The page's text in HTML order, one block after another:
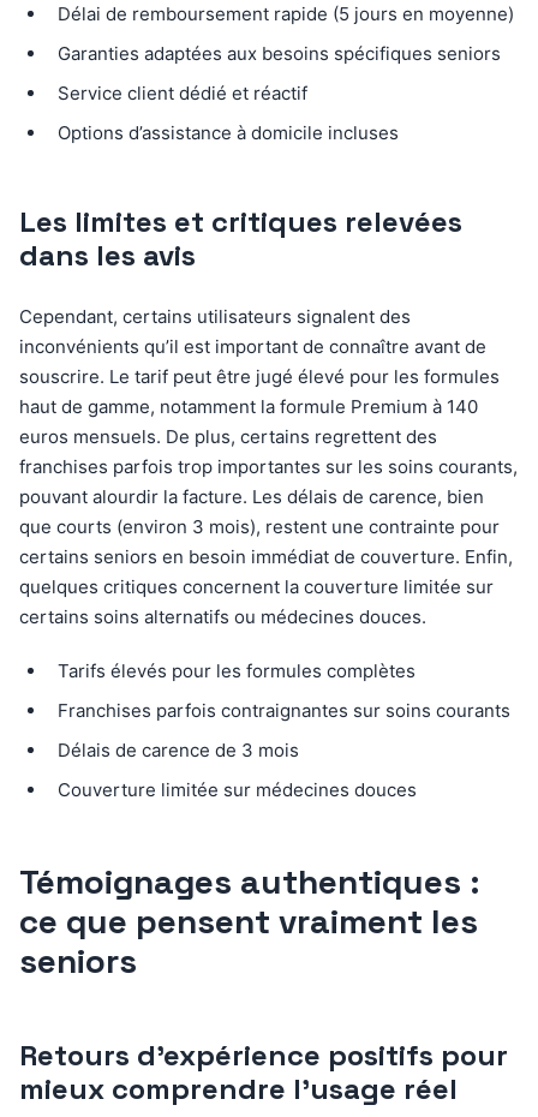
Délai de remboursement rapide (5 jours en moyenne)
Garanties adaptées aux besoins spécifiques seniors
Service client dédié et réactif
Options d’assistance à domicile incluses
Les limites et critiques relevées
dans les avis
Cependant, certains utilisateurs signalent des
inconvénients qu’il est important de connaître avant de
souscrire. Le tarif peut être jugé élevé pour les formules
haut de gamme, notamment la formule Premium à 140
euros mensuels. De plus, certains regrettent des
franchises parfois trop importantes sur les soins courants,
pouvant alourdir la facture. Les délais de carence, bien
que courts (environ 3 mois), restent une contrainte pour
certains seniors en besoin immédiat de couverture. Enfin,
quelques critiques concernent la couverture limitée sur
certains soins alternatifs ou médecines douces.
Tarifs élevés pour les formules complètes
Franchises parfois contraignantes sur soins courants
Délais de carence de 3 mois
Couverture limitée sur médecines douces
Témoignages authentiques :
ce que pensent vraiment les
seniors
Retours d’expérience positifs pour
mieux comprendre l’usage réel